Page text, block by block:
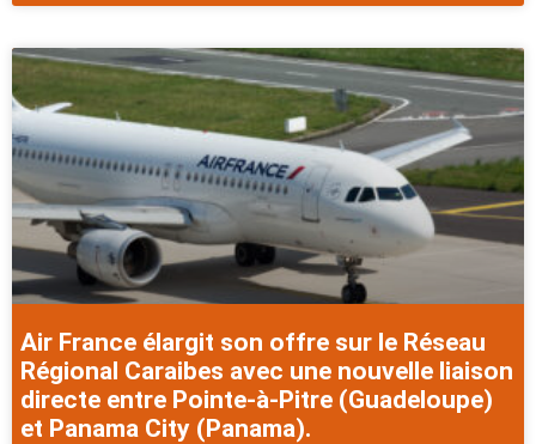
Air France élargit son offre sur le Réseau
Régional Caraibes avec une nouvelle liaison
directe entre Pointe-à-Pitre (Guadeloupe)
et Panama City (Panama).